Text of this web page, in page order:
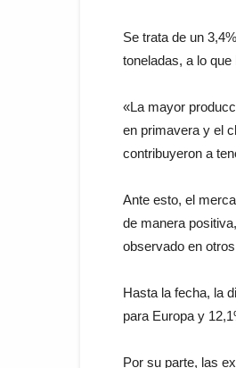
Se trata de un
toneladas, a lo
«La mayor
en primavera y el
contribuyeron a
Ante esto, el
de manera
observado en
Hasta la fecha, la
para Europa y
Por su parte, las